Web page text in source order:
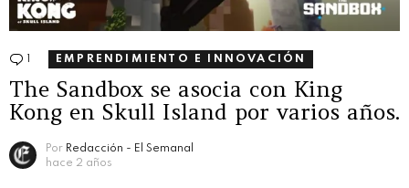
Comentario
EMPRENDIMIENTO E INNOVACIÓN
The Sandbox se asocia con King
Kong en Skull Island por varios años.
Por Redacción - El Semanal
hace 2 años